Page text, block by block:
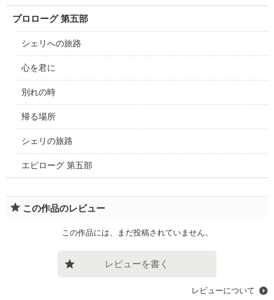
プロローグ 第五部
シェリへの旅路
心を君に
別れの時
帰る場所
シェリの旅路
エピローグ 第五部
この作品のレビュー
この作品には、まだ投稿されていません。
レビューを書く
レビューについて